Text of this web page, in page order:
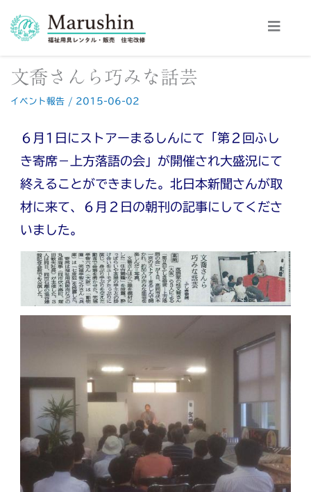
文喬さんら巧みな話芸
イベント報告 / 2015-06-02
６月1日にストアーまるしんにて「第２回ふし
き寄席－上方落語の会」が開催され大盛況にて
終えることができました。北日本新聞さんが取
材に来て、６月２日の朝刊の記事にしてくださ
いました。